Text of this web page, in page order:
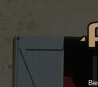
maison de gardien est
permettant le recours et
s'occuperait de
hectares. Une propriété
de demeures de